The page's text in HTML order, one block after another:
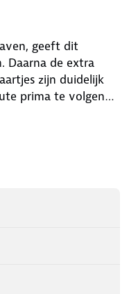
geeft dit
Daarna de extra
zijn duidelijk
prima te volgen.